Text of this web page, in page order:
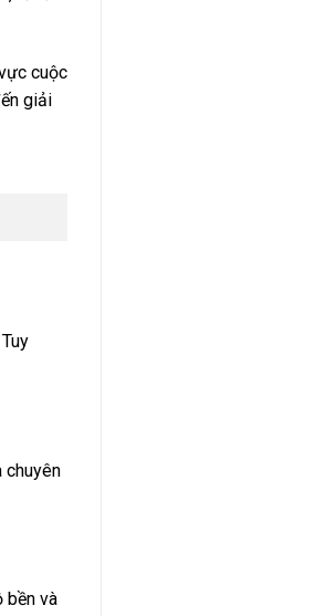
cuộc
giải
chuyên
bền và